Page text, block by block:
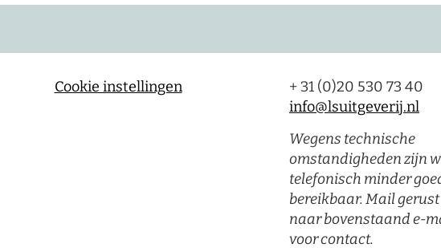
Cookie instellingen
+ 31 (0)20 530 73 40
info@lsuitgeverij.nl
Wegens technische
omstandigheden zijn
telefonisch minder
bereikbaar. Mail
naar bovenstaand e-
voor contact.